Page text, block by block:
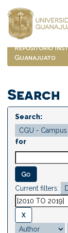
navigation
Repositorio
Guanajuato
Search
Search:
for
Current filters: